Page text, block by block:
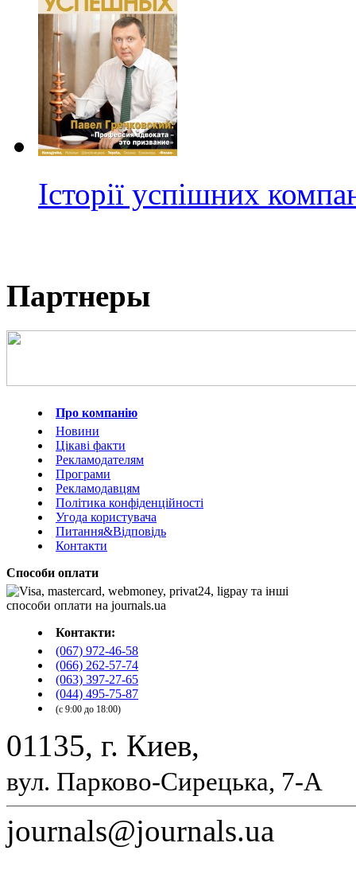
Історії успішних
Партнеры
Про компанію
Новини
Цікаві факти
Рекламодателям
Програми
Рекламодавцям
Політика конфіденційності
Угода користувача
Питання&Відповідь
Контакти
Способи оплати
Контакти:
(067) 972-46-58
(066) 262-57-74
(063) 397-27-65
(044) 495-75-87
(с 9:00 до 18:00)
01135, г. Киев,
вул. Парково-Сирецька, 7-А
journals@journals.ua